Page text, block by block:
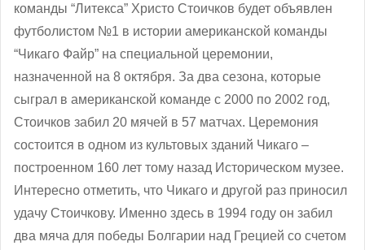
команды “Литекса” Христо Стоичков будет объявлен
футболистом №1 в истории американской команды
“Чикаго Файр” на специальной церемонии,
назначенной на 8 октября. За два сезона, которые
сыграл в американской команде с 2000 по 2002 год,
Стоичков забил 20 мячей в 57 матчах. Церемония
состоится в одном из культовых зданий Чикаго –
построенном 160 лет тому назад Историческом музее.
Интересно отметить, что Чикаго и другой раз приносил
удачу Стоичкову. Именно здесь в 1994 году он забил
два мяча для победы Болгарии над Грецией со счетом